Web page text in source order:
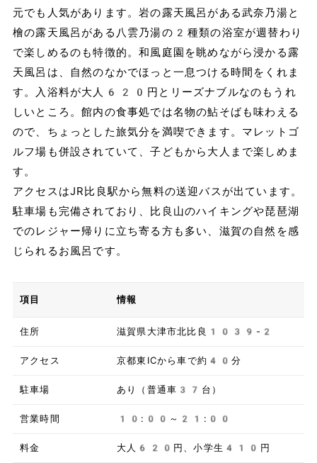
元でも人気があります。岩の露天風呂がある武奈乃湯と
檜の露天風呂がある八雲乃湯の2種類の浴室が週替わり
で楽しめるのも特徴的。和風庭園を眺めながら浸かる露
天風呂は、自然のなかでほっと一息つける時間をくれま
す。入浴料が大人620円とリーズナブルなのもうれ
しいところ。館内の食事処では名物の鮎そばも味わえる
ので、ちょっとした旅気分を満喫できます。マレットゴ
ルフ場も併設されていて、子どもから大人まで楽しめま
す。
アクセスはJR比良駅から無料の送迎バスが出ています。
駐車場も完備されており、比良山のハイキングや琵琶湖
でのレジャー帰りに立ち寄る方も多い、滋賀の自然を感
じられるお風呂です。
項目 情報
住所 滋賀県大津市北比良1039-2
アクセス 京都東ICから車で約40分
駐車場 あり（普通車37台）
営業時間 10:00～21:00
料金 大人620円、小学生410円